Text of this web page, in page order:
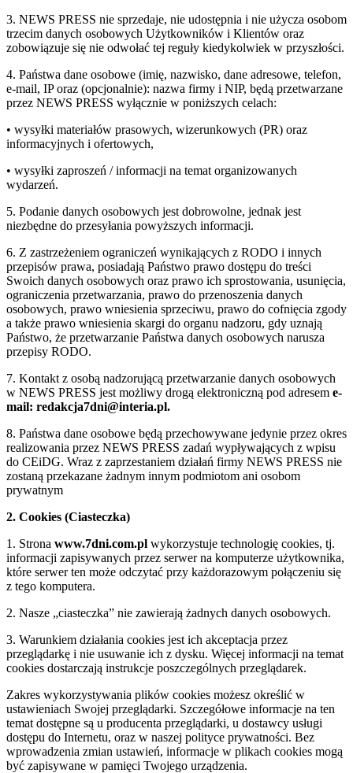
3. NEWS PRESS nie sprzedaje, nie udostępnia i nie użycza osobom
trzecim danych osobowych Użytkowników i Klientów oraz
zobowiązuje się nie odwołać tej reguły kiedykolwiek w przyszłości.
4. Państwa dane osobowe (imię, nazwisko, dane adresowe, telefon,
e-mail, IP oraz (opcjonalnie): nazwa firmy i NIP, będą przetwarzane
przez NEWS PRESS wyłącznie w poniższych celach:
• wysyłki materiałów prasowych, wizerunkowych (PR) oraz
informacyjnych i ofertowych,
• wysyłki zaproszeń / informacji na temat organizowanych
wydarzeń.
5. Podanie danych osobowych jest dobrowolne, jednak jest
niezbędne do przesyłania powyższych informacji.
6. Z zastrzeżeniem ograniczeń wynikających z RODO i innych
przepisów prawa, posiadają Państwo prawo dostępu do treści
Swoich danych osobowych oraz prawo ich sprostowania, usunięcia,
ograniczenia przetwarzania, prawo do przenoszenia danych
osobowych, prawo wniesienia sprzeciwu, prawo do cofnięcia zgody
a także prawo wniesienia skargi do organu nadzoru, gdy uznają
Państwo, że przetwarzanie Państwa danych osobowych narusza
przepisy RODO.
7. Kontakt z osobą nadzorującą przetwarzanie danych osobowych
w NEWS PRESS jest możliwy drogą elektroniczną pod adresem e-
mail: redakcja7dni@interia.pl.
8. Państwa dane osobowe będą przechowywane jedynie przez okres
realizowania przez NEWS PRESS zadań wypływających z wpisu
do CEiDG. Wraz z zaprzestaniem działań firmy NEWS PRESS nie
zostaną przekazane żadnym innym podmiotom ani osobom
prywatnym
2. Cookies (Ciasteczka)
1. Strona www.7dni.com.pl wykorzystuje technologię cookies, tj.
informacji zapisywanych przez serwer na komputerze użytkownika,
które serwer ten może odczytać przy każdorazowym połączeniu się
z tego komputera.
2. Nasze „ciasteczka” nie zawierają żadnych danych osobowych.
3. Warunkiem działania cookies jest ich akceptacja przez
przeglądarkę i nie usuwanie ich z dysku. Więcej informacji na temat
cookies dostarczają instrukcje poszczególnych przeglądarek.
Zakres wykorzystywania plików cookies możesz określić w
ustawieniach Swojej przeglądarki. Szczegółowe informacje na ten
temat dostępne są u producenta przeglądarki, u dostawcy usługi
dostępu do Internetu, oraz w naszej polityce prywatności. Bez
wprowadzenia zmian ustawień, informacje w plikach cookies mogą
być zapisywane w pamięci Twojego urządzenia.